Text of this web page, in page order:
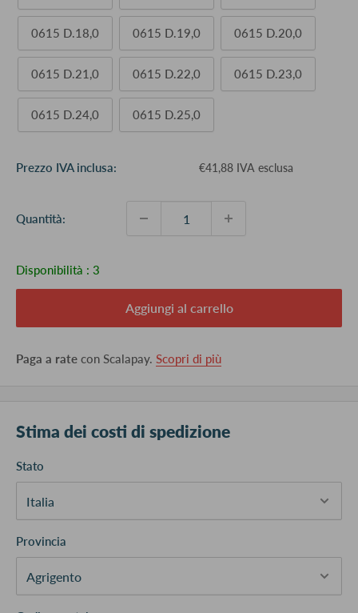
0615 D.18,0 0615 D.19,0 0615 D.20,0
0615 D.21,0 0615 D.22,0 0615 D.23,0
0615 D.24,0 0615 D.25,0
Prezzo IVA inclusa: €41,88 IVA esclusa
Quantità:
Disponibilità : 3
Aggiungi al carrello
Paga a rate con Scalapay. Scopri di più
Stima dei costi di spedizione
Stato
Provincia